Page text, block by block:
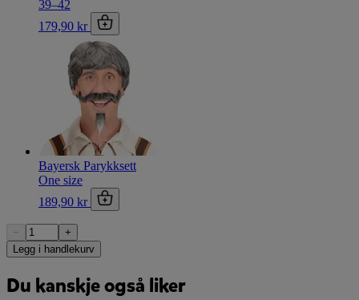
39–42
179,90 kr
Bayersk Parykksett
One size
189,90 kr
−
+
Legg i handlekurv
Du kanskje også liker